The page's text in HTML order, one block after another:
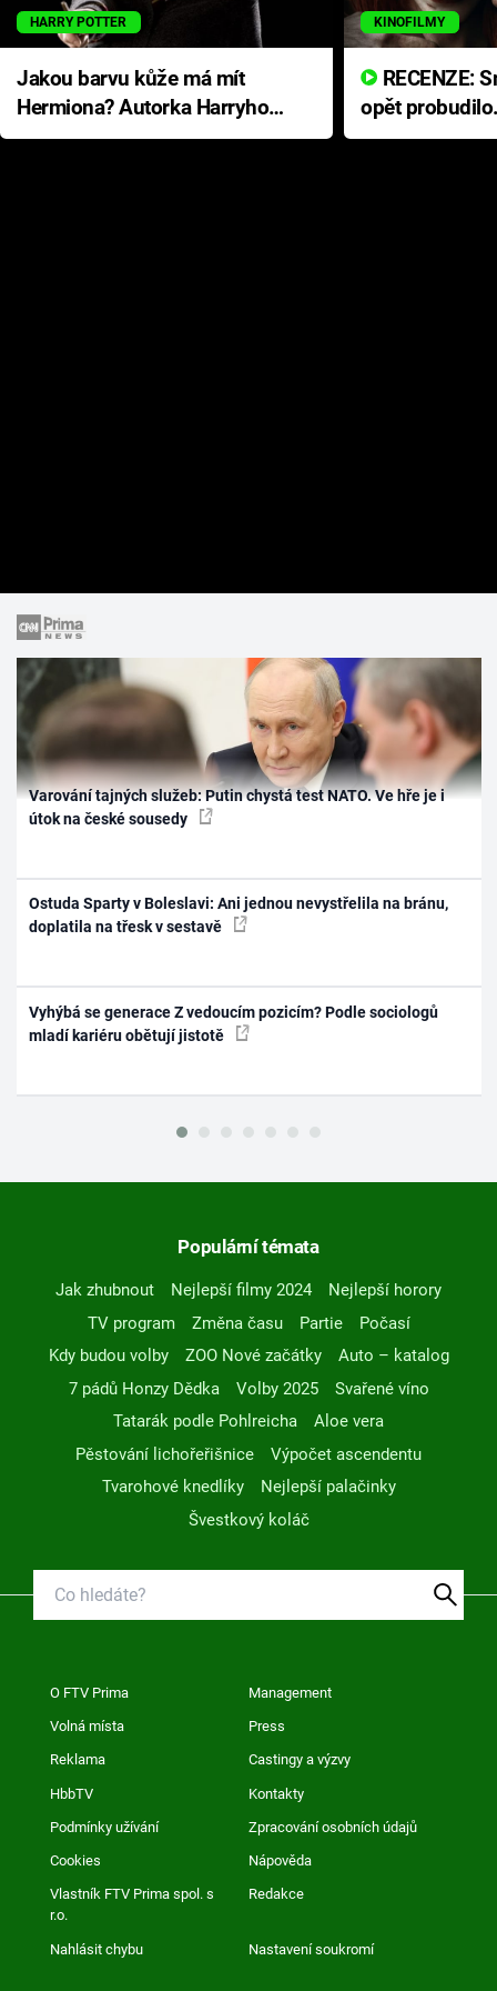
HARRY POTTER
Jakou barvu kůže má mít
Hermiona? Autorka Harryho
Pottera přišla s ráznou
KINOFILMY
opět
přichází s
Varování tajných služeb: Putin chystá test NATO. Ve hře je i
útok na české sousedy
Ostuda Sparty v Boleslavi: Ani jednou nevystřelila na bránu,
doplatila na třesk v sestavě
Vyhýbá se generace Z vedoucím pozicím? Podle sociologů
mladí kariéru obětují jistotě
Populární témata
Jak zhubnout Nejlepší filmy 2024
Nejlepší horory
TV program
Změna času Partie
Počasí
Kdy budou volby
ZOO Nové začátky
Auto – katalog
7 pádů Honzy Dědka
Volby 2025
Svařené víno
Tatarák podle Pohlreicha
Aloe vera
Pěstování lichořeřišnice
Výpočet ascendentu
Tvarohové knedlíky
Nejlepší palačinky
Švestkový koláč
O FTV Prima Management
Volná místa Press
Reklama Castingy a výzvy
HbbTV Kontakty
Podmínky užívání Zpracování osobních údajů
Cookies Nápověda
Vlastník FTV Prima spol. s
r.o.
Redakce
Nahlásit chybu Nastavení soukromí